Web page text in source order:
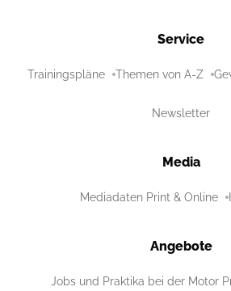
Service
Trainingspläne Themen von A-Z
Newsletter
Media
Mediadaten Print & Online
Angebote
Jobs und Praktika bei der Motor